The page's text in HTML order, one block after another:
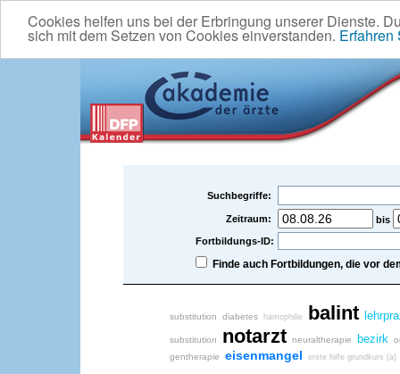
Cookies helfen uns bei der Erbringung unserer Dienste.
sich mit dem Setzen von Cookies einverstanden. Erfahren
Suchbegriffe:
Zeitraum:
bis
Fortbildungs-ID:
Finde auch Fortbildungen, die vor
substitution diabetes hämophilie balint
substitution notarzt neuraltherapie bezirk
gentherapie
eisenmangel erste hilfe grundkurs (a)